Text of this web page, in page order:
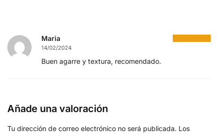
Maria
14/02/2024
Buen agarre y textura, recomendado.
Añade una valoración
Tu dirección de correo electrónico no será publicada. Los